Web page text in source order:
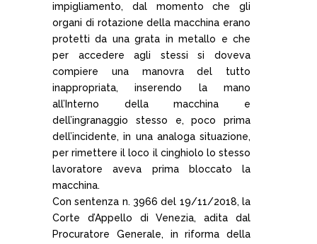
impigliamento, dal momento che gli
organi di rotazione della macchina erano
protetti da una grata in metallo e che
per accedere agli stessi si doveva
compiere una manovra del tutto
inappropriata, inserendo la mano
all’Interno della macchina e
dell’ingranaggio stesso e, poco prima
dell’incidente, in una analoga situazione,
per rimettere il loco il cinghiolo lo stesso
lavoratore aveva prima bloccato la
macchina.
Con sentenza n. 3966 del 19/11/2018, la
Corte d’Appello di Venezia, adita dal
Procuratore Generale, in riforma della